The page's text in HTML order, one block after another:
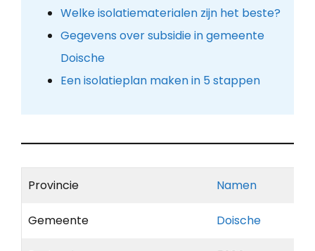
Welke isolatiematerialen zijn het beste?
Gegevens over subsidie in gemeente
Doische
Een isolatieplan maken in 5 stappen
Provincie Namen
Gemeente Doische